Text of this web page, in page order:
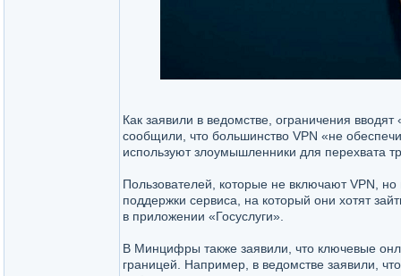
Как заявили в ведомстве, ограничения
сообщили, что большинство VPN «не
используют злоумышленники для перехвата
Пользователей, которые не включают VPN,
поддержки сервиса, на который они хотят
в приложении «Госуслуги».
В Минцифры также заявили, что ключевые
границей. Например, в ведомстве заявили,